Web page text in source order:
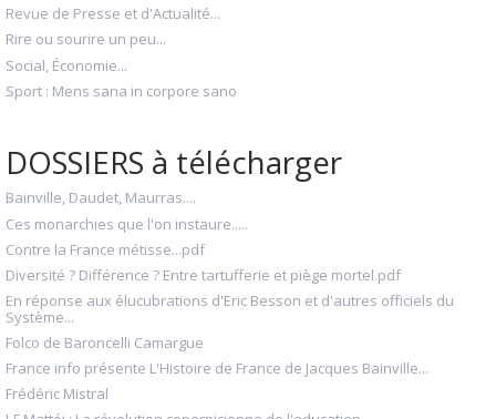
Revue de Presse et d'Actualité...
Rire ou sourire un peu...
Social, Économie...
Sport : Mens sana in corpore sano
DOSSIERS à télécharger
Bainville, Daudet, Maurras....
Ces monarchies que l'on instaure.....
Contre la France métisse...pdf
Diversité ? Différence ? Entre tartufferie et piège mortel.pdf
En réponse aux élucubrations d'Eric Besson et d'autres officiels du
Système...
Folco de Baroncelli Camargue
France info présente L'Histoire de France de Jacques Bainville...
Frédéric Mistral